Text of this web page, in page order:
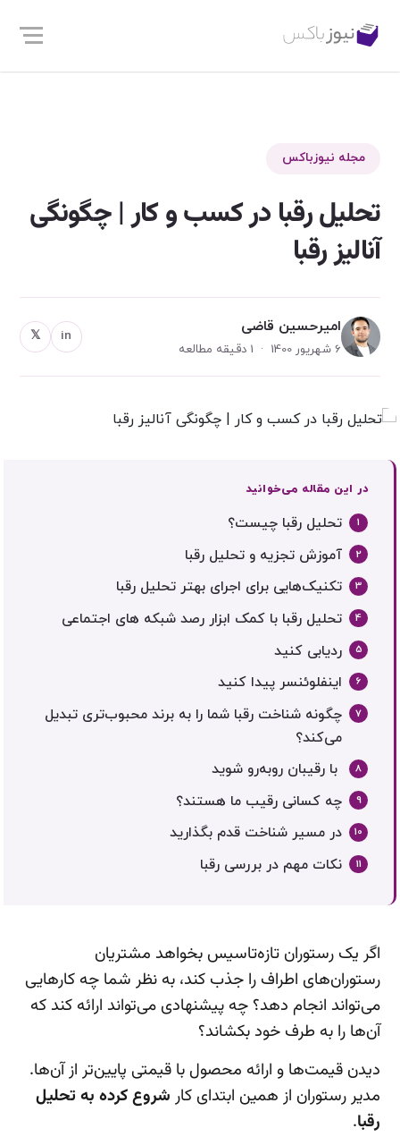
مجله نیوزباکس
تحلیل رقبا در کسب و کار | چگونگی
آنالیز رقبا
امیرحسین قاضی
6 شهریور 1400 · 1 دقیقه مطالعه
in
𝕏
در این مقاله می‌خوانید
تحلیل رقبا چیست؟
آموزش تجزیه و تحلیل رقبا
تکنیک‌هایی برای اجرای بهتر تحلیل رقبا
تحلیل رقبا با کمک ابزار رصد شبکه های اجتماعی
ردیابی کنید
اینفلوئنسر پیدا کنید
چگونه شناخت رقبا شما را به برند محبوب‌تری تبدیل
می‌کند؟
با رقیبان روبه‌رو شوید
چه کسانی رقیب ما هستند؟
در مسیر شناخت قدم بگذارید
نکات مهم در بررسی رقبا
اگر یک رستوران تازه‌تاسیس بخواهد مشتریان
رستوران‌های اطراف را جذب کند، به نظر شما چه کارهایی
می‌تواند انجام دهد؟ چه پیشنهادی می‌تواند ارائه کند که
آن‌ها را به طرف خود بکشاند؟
دیدن قیمت‌ها و ارائه محصول با قیمتی پایین‌تر از آن‌ها.
مدیر رستوران از همین ابتدای کار شروع کرده به تحلیل
رقبا.